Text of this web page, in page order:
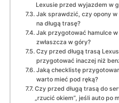
Lexusie przed wyjazdem w
Jak sprawdzić, czy opony
na długą trasę?
Jak przygotować hamulce w
zwłaszcza w góry?
Czy przed długą trasą
przygotować inaczej niż
Jaką checklistę
warto mieć pod ręką?
Czy przed długą trasą do
„rzucić okiem”, jeśli auto po